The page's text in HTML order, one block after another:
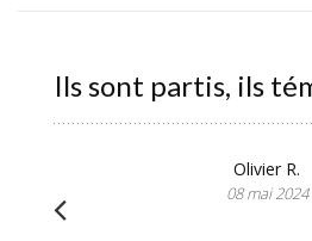
Ils sont partis, ils
Olivier R.
08 mai 2024